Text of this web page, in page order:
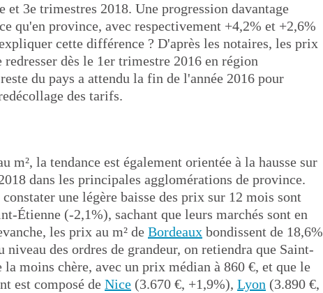
et 3e trimestres 2018. Une progression davantage
qu'en province, avec respectivement +4,2% et +2,6%
cette différence ? D'après les notaires, les prix
redresser dès le 1er trimestre 2016 en région
du pays a attendu la fin de l'année 2016 pour
des tarifs.
m², la tendance est également orientée à la hausse sur
dans les principales agglomérations de province.
une légère baisse des prix sur 12 mois sont
Étienne (-2,1%), sachant que leurs marchés sont en
les prix au m² de Bordeaux bondissent de 18,6%
niveau des ordres de grandeur, on retiendra que Saint-
moins chère, avec un prix médian à 860 €, et que le
est composé de Nice (3.670 €, +1,9%), Lyon (3.890 €,